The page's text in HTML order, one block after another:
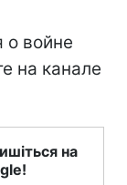
войне
на канале
на